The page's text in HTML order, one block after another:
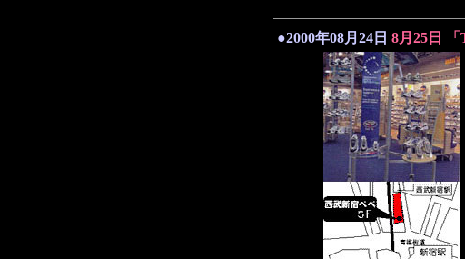
●2000年08月24日 8月25日